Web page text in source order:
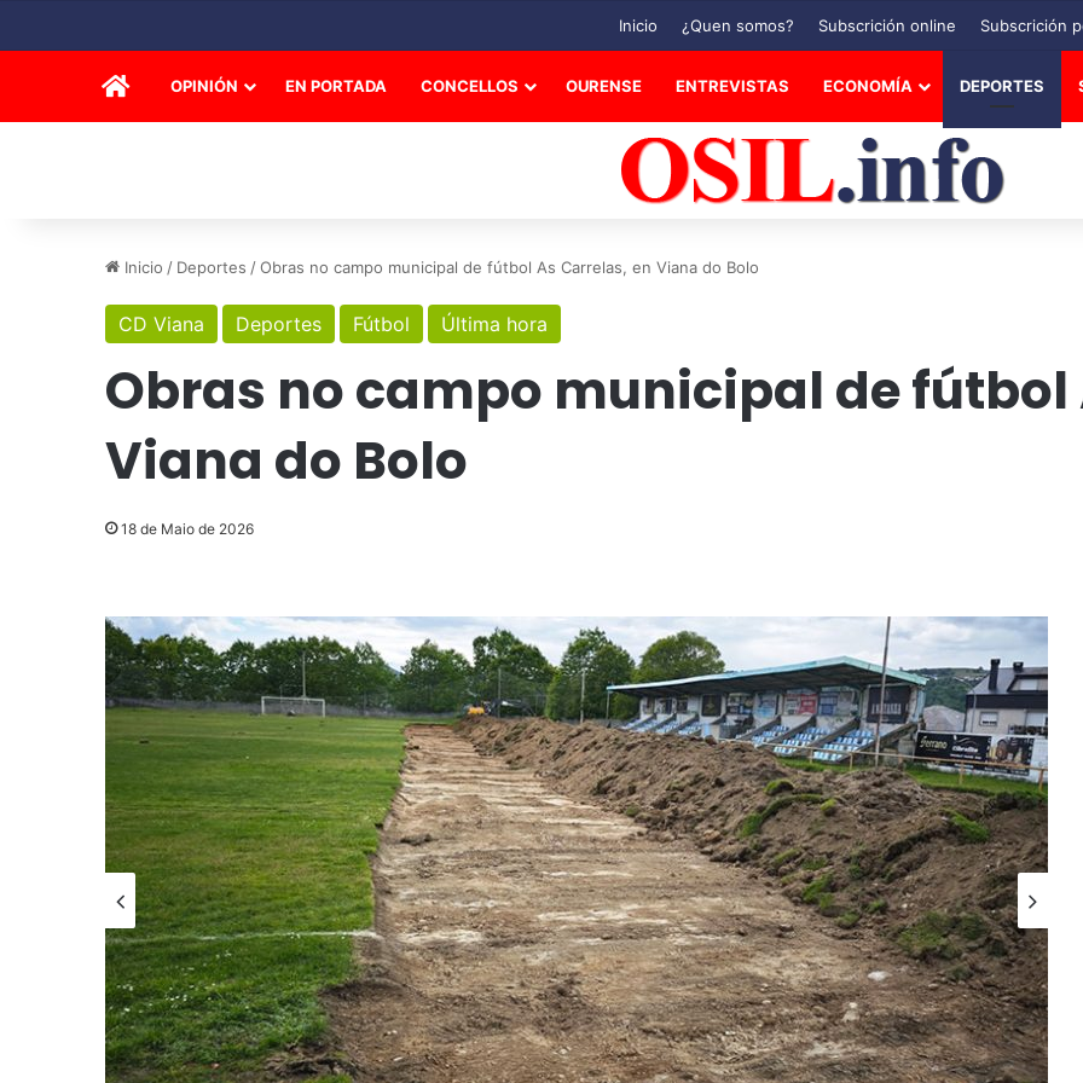
Inicio ¿Quen somos? Subscrición online Subscrición
INICIOOPINIÓN EN PORTADA CONCELLOS OURENSE ENTREVISTAS ECONOMÍA DEPORTES
Inicio / Deportes /Obras no campo municipal de fútbol As Carrelas, en Viana do Bolo
CD Viana Deportes Fútbol Última hora
Obras no campo municipal de fútbol
Viana do Bolo
18 de Maio de 2026